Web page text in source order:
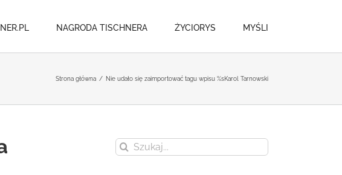
NAGRODA TISCHNERA ŻYCIORYS MYŚLI
Strona główna / Nie udało się zaimportować tagu wpisu %sKarol Tarnowski
Szukaj